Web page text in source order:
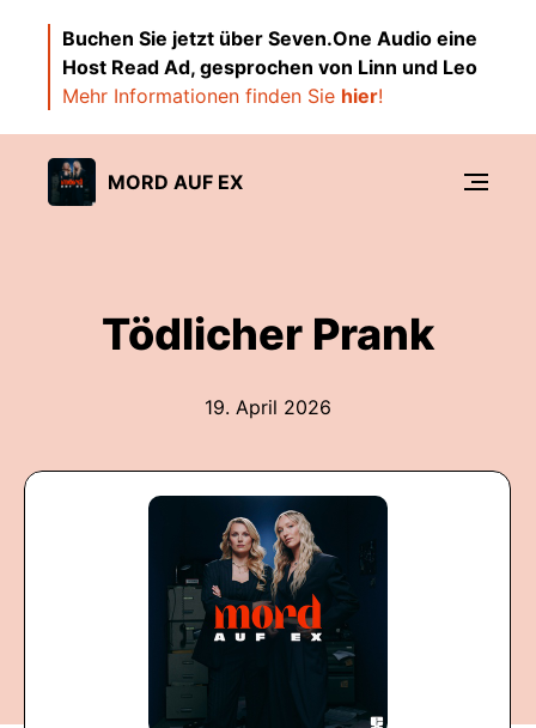
Buchen Sie jetzt über Seven.One Audio eine
Host Read Ad, gesprochen von Linn und Leo
Mehr Informationen finden Sie hier!
MORD AUF EX
Tödlicher Prank
19. April 2026